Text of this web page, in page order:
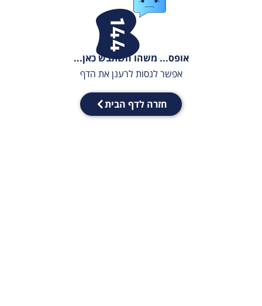
אופס... משהו השתבש כאן...
אפשר לנסות לרענן את הדף
חזרה לדף הבית